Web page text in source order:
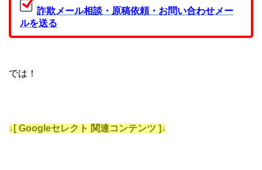
詐欺メール相談・原稿依頼・お問い合わせメー
ルを送る
では！
↓[ Googleセレクト 関連コンテンツ ]↓